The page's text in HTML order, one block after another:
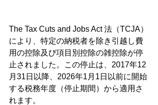
The Tax Cuts and Jobs Act 法（TCJA）
により、特定の納税者を除き引越し費
用の控除及び項目別控除の雑控除が停
止されました。この停止は、2017年12
月31日以降、2026年1月1日以前に開始
する税務年度（停止期間）から適用さ
れます。